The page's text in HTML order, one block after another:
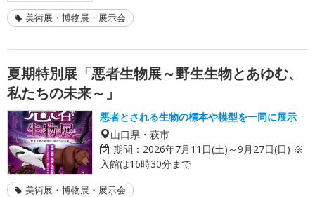
美術展・博物展・展示会
夏期特別展「悪者生物展～野生生物とあゆむ、
私たちの未来～」
悪者とされる生物の標本や模型を一同に展示
山口県・萩市
期間： 2026年7月11日(土)～9月27日(日) ※
入館は16時30分まで
美術展・博物展・展示会